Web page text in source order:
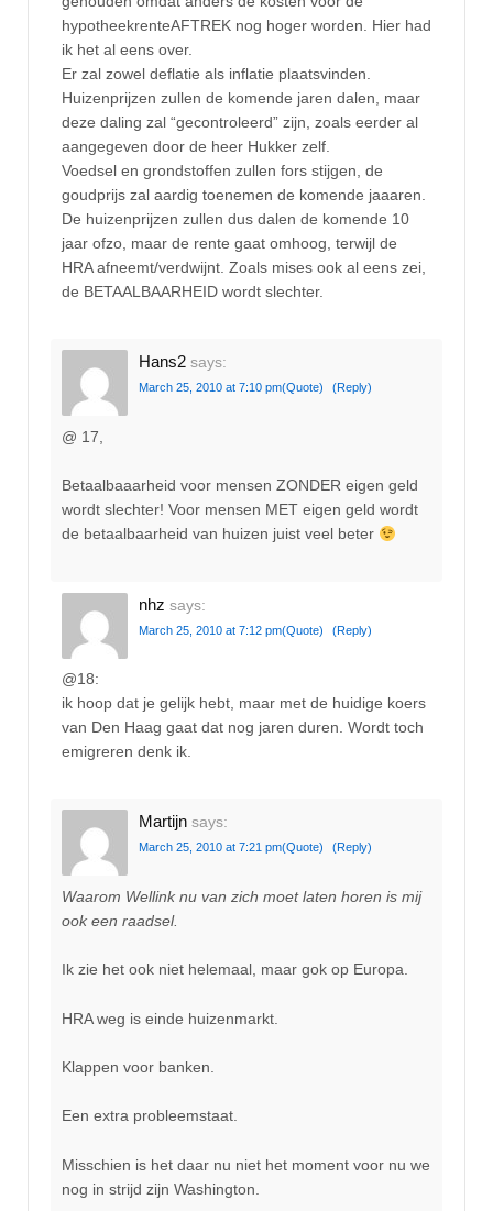
hypotheekrenteAFTREK nog hoger worden. Hier had
ik het al eens over.
Er zal zowel deflatie als inflatie plaatsvinden.
Huizenprijzen zullen de komende jaren dalen, maar
deze daling zal “gecontroleerd” zijn, zoals eerder al
aangegeven door de heer Hukker zelf.
Voedsel en grondstoffen zullen fors stijgen, de
goudprijs zal aardig toenemen de komende jaaaren.
De huizenprijzen zullen dus dalen de komende 10
jaar ofzo, maar de rente gaat omhoog, terwijl de
HRA afneemt/verdwijnt. Zoals mises ook al eens zei,
de BETAALBAARHEID wordt slechter.
Hans2 says:
March 25, 2010 at 7:10 pm(Quote) (Reply)
@ 17,
Betaalbaaarheid voor mensen ZONDER eigen geld
wordt slechter! Voor mensen MET eigen geld wordt
de betaalbaarheid van huizen juist veel beter
nhz says:
March 25, 2010 at 7:12 pm(Quote) (Reply)
@18:
ik hoop dat je gelijk hebt, maar met de huidige koers
van Den Haag gaat dat nog jaren duren. Wordt toch
emigreren denk ik.
Martijn says:
March 25, 2010 at 7:21 pm(Quote) (Reply)
Waarom Wellink nu van zich moet laten horen is mij
ook een raadsel.
Ik zie het ook niet helemaal, maar gok op Europa.
HRA weg is einde huizenmarkt.
Klappen voor banken.
Een extra probleemstaat.
Misschien is het daar nu niet het moment voor nu we
nog in strijd zijn Washington.